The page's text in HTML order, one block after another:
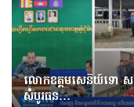
លោកឧត្តមសេនីយ៍ទោ ស
សំបូរធន…